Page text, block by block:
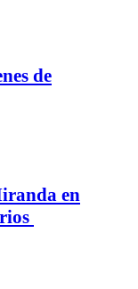
de
en